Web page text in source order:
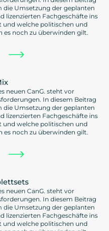
die Umsetzung der geplanten
lizenzierten Fachgeschäfte ins
und welche politischen und
es noch zu überwinden gilt.
neuen CanG. steht vor
In diesem Beitrag
die Umsetzung der geplanten
lizenzierten Fachgeschäfte ins
und welche politischen und
es noch zu überwinden gilt.
neuen CanG. steht vor
In diesem Beitrag
die Umsetzung der geplanten
lizenzierten Fachgeschäfte ins
und welche politischen und